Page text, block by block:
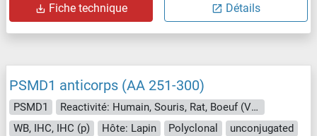
Fiche technique Détails
PSMD1 anticorps (AA 251-300)
PSMD1
Reactivité: Humain, Souris, Rat, Boeuf (Vache), Chien, Cheval, Poisson zèbre (Danio rerio), Porc, Poulet, Singe, Roussette (Chauve-souris)
WB, IHC, IHC (p)
Hôte: Lapin Polyclonal unconjugated